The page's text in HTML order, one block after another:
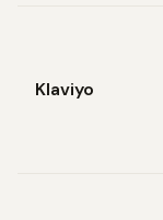
Klaviyo